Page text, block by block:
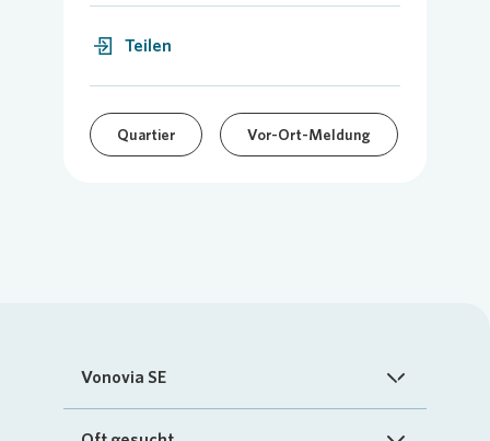
Teilen
Quartier Vor-Ort-Meldung
Vonovia SE
Startseite